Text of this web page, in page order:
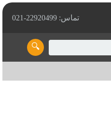
تماس: 22920499-021
🔍